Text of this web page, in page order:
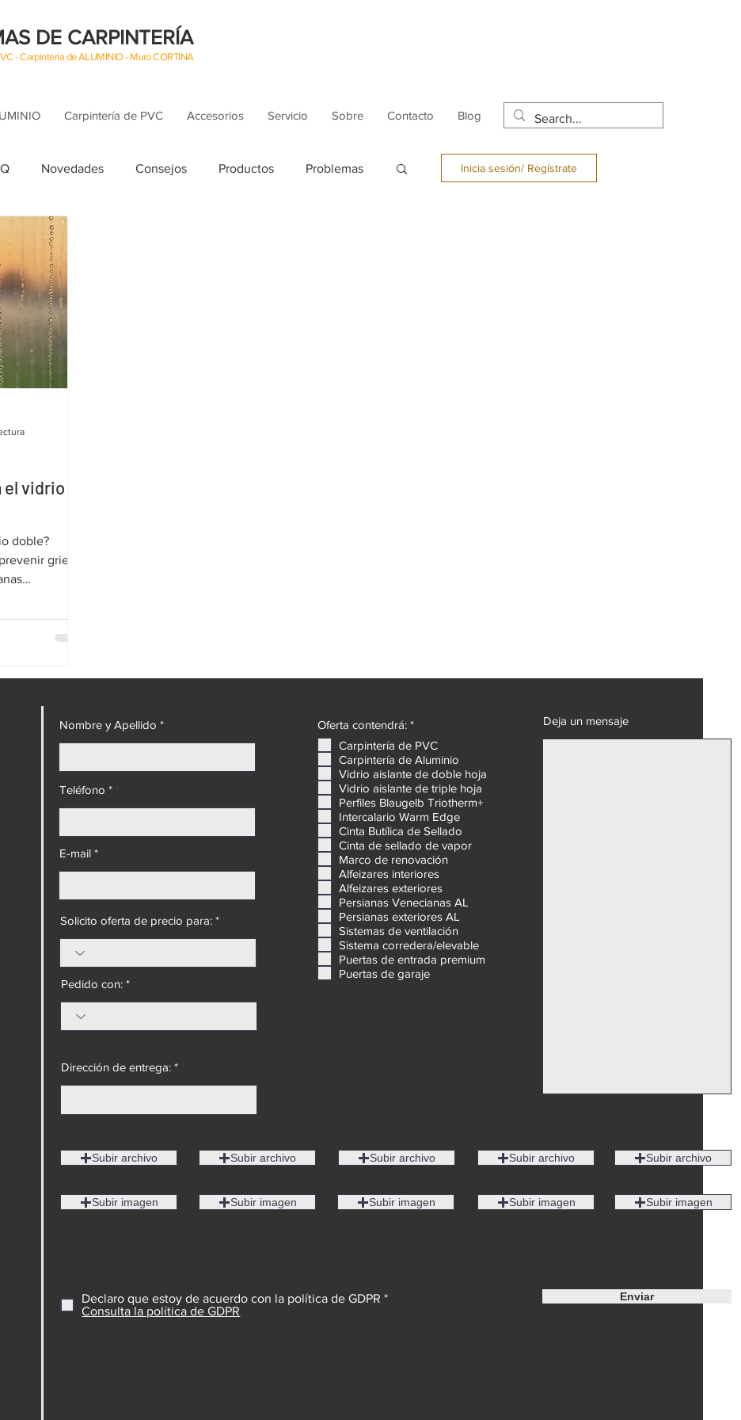
DE CARPINTERÍA
- Carpintería de ALUMINIO - Muro CORTINA
Carpintería de PVC Accesorios Servicio Sobre Contacto Blog
Novedades Consejos Productos Problemas Inicia sesión/ Regístrate
el vidrio
doble?
grietas
pero
grietas
garantizar
Nombre y Apellido *
Teléfono *
E-mail *
Solicito oferta de precio para: *
Pedido con: *
Dirección de entrega: *
Oferta contendrá: *
l
i
g
a
t
o
r
o
Carpintería de PVC
Carpintería de Aluminio
Vidrio aislante de doble hoja
Vidrio aislante de triple hoja
Perfiles Blaugelb Triotherm+
Intercalario Warm Edge
Cinta Butílica de Sellado
Cinta de sellado de vapor
Marco de renovación
Alfeizares interiores
Alfeizares exteriores
Persianas Venecianas AL
Persianas exteriores AL
Sistemas de ventilación
Sistema corredera/elevable
Puertas de entrada premium
Puertas de garaje
Deja un mensaje
Subir archivo
Subir imagen
Subir archivo
Subir imagen
Subir archivo
Subir imagen
Subir archivo
Subir imagen
Subir archivo
Subir imagen
Declaro que estoy de acuerdo con la política de GDPR *
Consulta la política de GDPR
Enviar